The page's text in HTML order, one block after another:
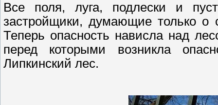
Все поля, луга, подлески и
застройщики, думающие только о
Теперь опасность нависла над
перед которыми возникла
Липкинский лес.